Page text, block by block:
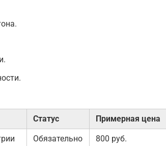
Статус Примерная цена
Обязательно 800 руб.